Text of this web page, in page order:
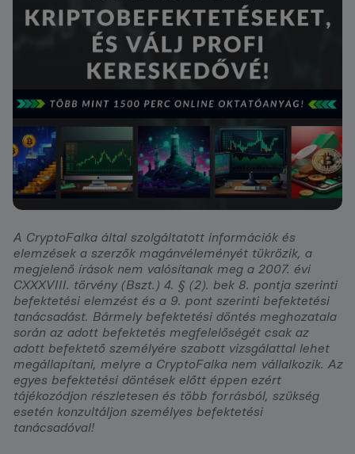
A CryptoFalka által szolgáltatott információk és
elemzések a szerzők magánvéleményét tükrözik, a
megjelenő írások nem valósítanak meg a 2007. évi
CXXXVIII. törvény (Bszt.) 4. § (2). bek 8. pontja szerinti
befektetési elemzést és a 9. pont szerinti befektetési
tanácsadást. Bármely befektetési döntés meghozatala
során az adott befektetés megfelelőségét csak az
adott befektető személyére szabott vizsgálattal lehet
megállapítani, melyre a CryptoFalka nem vállalkozik. Az
egyes befektetési döntések előtt éppen ezért
tájékozódjon részletesen és több forrásból, szükség
esetén konzultáljon személyes befektetési
tanácsadóval!